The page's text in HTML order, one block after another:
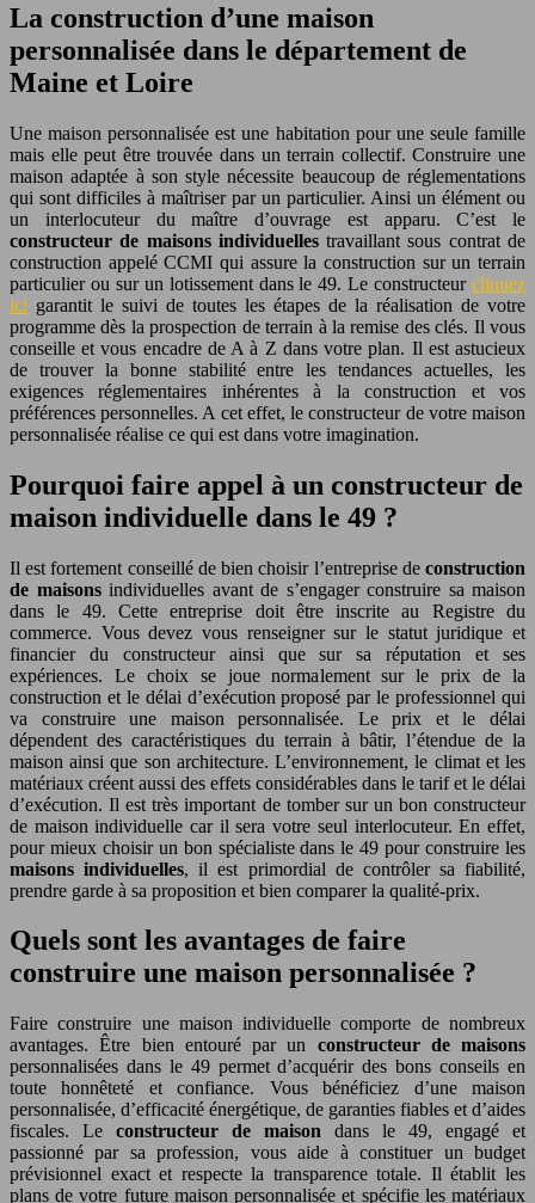
La construction d’une maison
personnalisée dans le département de
Maine et Loire
Une maison personnalisée est une habitation pour une seule famille
mais elle peut être trouvée dans un terrain collectif. Construire une
maison adaptée à son style nécessite beaucoup de réglementations
qui sont difficiles à maîtriser par un particulier. Ainsi un élément ou
un interlocuteur du maître d’ouvrage est apparu. C’est le
constructeur de maisons individuellestravaillant sous contrat de
construction appelé CCMI qui assure la construction sur un terrain
particulier ou sur un lotissement dans le 49. Le constructeur cliquez
ici garantit le suivi de toutes les étapes de la réalisation de votre
programme dès la prospection de terrain à la remise des clés. Il vous
conseille et vous encadre de A à Z dans votre plan. Il est astucieux
de trouver la bonne stabilité entre les tendances actuelles, les
exigences réglementaires inhérentes à la construction et vos
préférences personnelles. A cet effet, le constructeur de votre maison
personnalisée réalise ce qui est dans votre imagination.
Pourquoi faire appel à un constructeur de
maison individuelle dans le 49 ?
Il est fortement conseillé de bien choisir l’entreprise de construction
de maisonsindividuelles avant de s’engager construire sa maison
dans le 49. Cette entreprise doit être inscrite au Registre du
commerce. Vous devez vous renseigner sur le statut juridique et
financier du constructeur ainsi que sur sa réputation et ses
expériences. Le choix se joue normalement sur le prix de la
construction et le délai d’exécution proposé par le professionnel qui
va construire une maison personnalisée. Le prix et le délai
dépendent des caractéristiques du terrain à bâtir, l’étendue de la
maison ainsi que son architecture. L’environnement, le climat et les
matériaux créent aussi des effets considérables dans le tarif et le délai
d’exécution. Il est très important de tomber sur un bon constructeur
de maison individuelle car il sera votre seul interlocuteur. En effet,
pour mieux choisir un bon spécialiste dans le 49 pour construire les
maisons individuelles, il est primordial de contrôler sa fiabilité,
prendre garde à sa proposition et bien comparer la qualité-prix.
Quels sont les avantages de faire
construire une maison personnalisée ?
Faire construire une maison individuelle comporte de nombreux
avantages. Être bien entouré par un constructeur de maisons
personnalisées dans le 49 permet d’acquérir des bons conseils en
toute honnêteté et confiance. Vous bénéficiez d’une maison
personnalisée, d’efficacité énergétique, de garanties fiables et d’aides
fiscales. Le constructeur de maison dans le 49, engagé et
passionné par sa profession, vous aide à constituer un budget
prévisionnel exact et respecte la transparence totale. Il établit les
plans de votre future maison personnalisée et spécifie les matériaux